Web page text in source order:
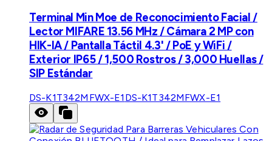
Terminal Min Moe de Reconocimiento Facial /
Lector MIFARE 13.56 MHz / Cámara 2 MP con
HIK-IA / Pantalla Táctil 4.3' / PoE y WiFi /
Exterior IP65 / 1,500 Rostros / 3,000 Huellas /
SIP Estándar
DS-K1T342MFWX-E1 DS-K1T342MFWX-E1